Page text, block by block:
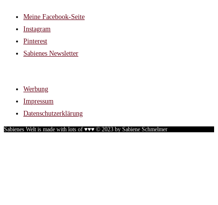
Meine Facebook-Seite
Instagram
Pinterest
Sabienes Newsletter
Werbung
Impressum
Datenschutzerklärung
Sabienes Welt is made with lots of ♥♥♥ © 2023 by Sabiene Schmelmer